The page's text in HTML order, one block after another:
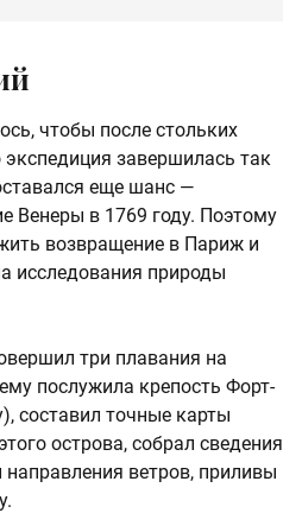
чтобы после стольких
завершилась так
еще шанс —
Венеры в 1769 году. Поэтому
возвращение в Париж и
исследования природы
три плавания на
послужила крепость Форт-
составил точные карты
острова, собрал сведения
направления ветров, приливы